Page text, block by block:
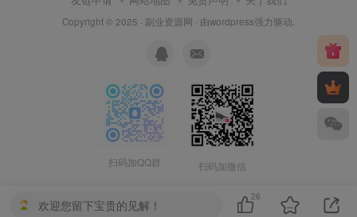
Copyright © 2025 · 副业资源网 · 由wordpress强力驱动.
扫码加QQ群 扫码加微信
欢迎您留下宝贵的见解！
26